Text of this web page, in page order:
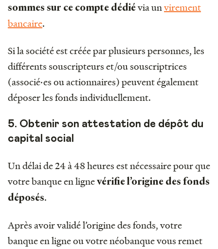
sommes sur ce compte dédiévia unvirement
bancaire.
Si la société est créée par plusieurs personnes, les
différents souscripteurs et/ou souscriptrices
(associé·es ou actionnaires) peuvent également
déposer les fonds individuellement.
5. Obtenir son attestation de dépôt du
capital social
Un délai de 24 à 48 heures est nécessaire pour que
votre banque en lignevérifie l’origine des fonds
déposés.
Après avoir validé l’origine des fonds, votre
banque en ligne ou votre néobanque vous remet